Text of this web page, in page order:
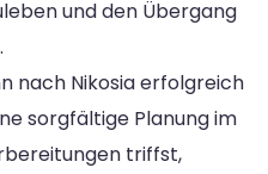
und den Übergang
nach Nikosia erfolgreich
sorgfältige Planung im
triffst,